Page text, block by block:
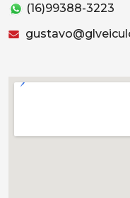
(16)99388-3223